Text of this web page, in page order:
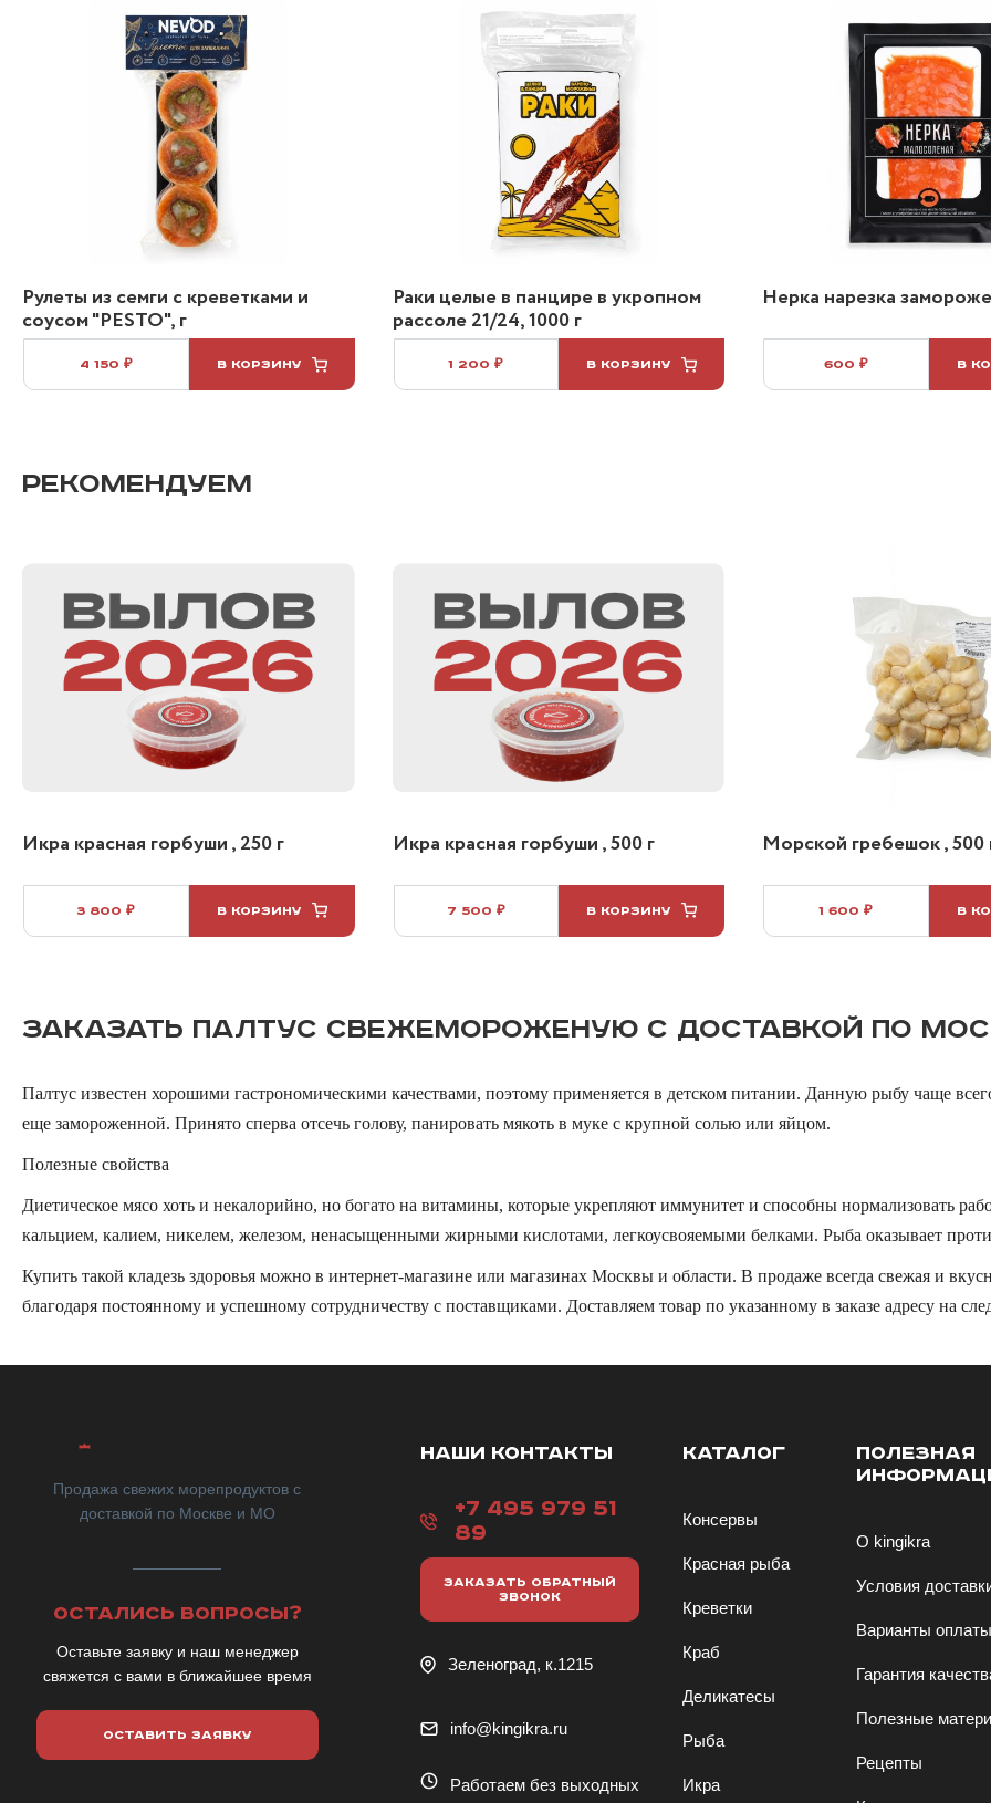
Рулеты из семги с креветками и
соусом "PESTO", г
4 150 ₽ В КОРЗИНУ
Раки целые в панцире в укропном
рассоле 21/24, 1000 г
1 200 ₽ В КОРЗИНУ
Нерка нарезка
600 ₽ В
РЕКОМЕНДУЕМ
Икра красная горбуши , 250 г
3 800 ₽ В КОРЗИНУ
Икра красная горбуши , 500 г
7 500 ₽ В КОРЗИНУ
Морской гребешок , 500
1 600 ₽ В
ЗАКАЗАТЬ ПАЛТУС СВЕЖЕМОРОЖЕНУЮ С ДОСТАВКОЙ ПО
Палтус известен хорошими гастрономическими качествами, поэтому применяется в детском питании. Данную рыбу чаще
еще замороженной. Принято сперва отсечь голову, панировать мякоть в муке с крупной солью или яйцом.
Полезные свойства
Диетическое мясо хоть и некалорийно, но богато на витамины, которые укрепляют иммунитет и способны нормализовать
кальцием, калием, никелем, железом, ненасыщенными жирными кислотами, легкоусвояемыми белками. Рыба оказывает
Купить такой кладезь здоровья можно в интернет-магазине или магазинах Москвы и области. В продаже всегда свежая и
благодаря постоянному и успешному сотрудничеству с поставщиками. Доставляем товар по указанному в заказе адресу на
Продажа свежих морепродуктов с
доставкой по Москве и МО
ОСТАЛИСЬ ВОПРОСЫ?
Оставьте заявку и наш менеджер
свяжется с вами в ближайшее время
ОСТАВИТЬ ЗАЯВКУ
НАШИ КОНТАКТЫ
+7 495 979 51
89
ЗАКАЗАТЬ ОБРАТНЫЙ
ЗВОНОК
Зеленоград, к.1215
info@kingikra.ru
Работаем без выходных
КАТАЛОГ
Консервы
Красная рыба
Креветки
Краб
Деликатесы
Рыба
Икра
ПОЛЕЗНАЯ
О kingikra
Условия
Варианты оплаты
Гарантия
Полезные
Рецепты